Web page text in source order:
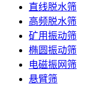
直线脱水筛
高频脱水筛
矿用振动筛
椭圆振动筛
电磁振网筛
悬臂筛